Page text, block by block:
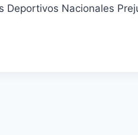
Deportivos Nacionales